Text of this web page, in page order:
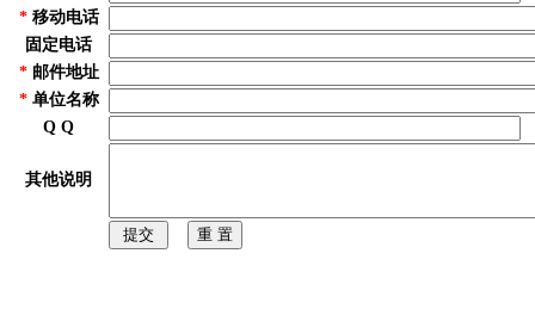
*移动电话
固定电话
*邮件地址
*单位名称
Q Q
其他说明